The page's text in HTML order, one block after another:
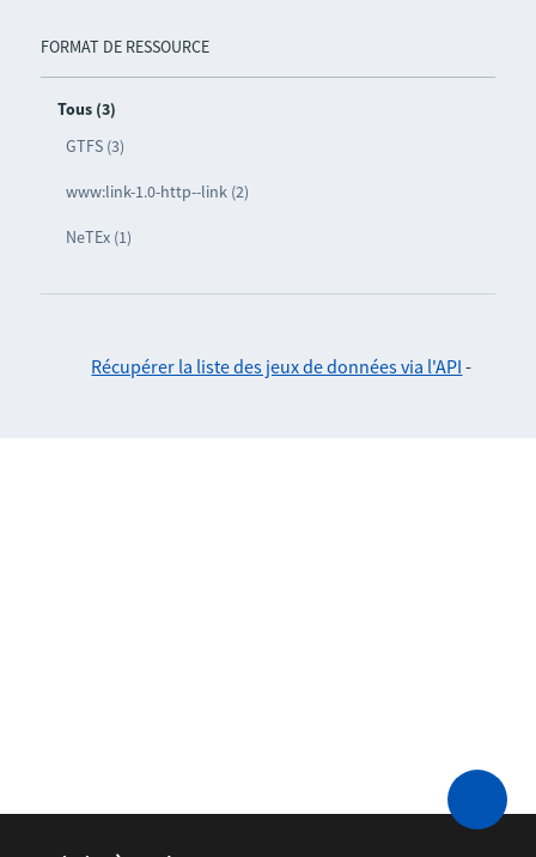
FORMAT DE RESSOURCE
Tous (3)
GTFS (3)
www:link-1.0-http--link (2)
NeTEx (1)
Récupérer la liste des jeux de données via l'API -